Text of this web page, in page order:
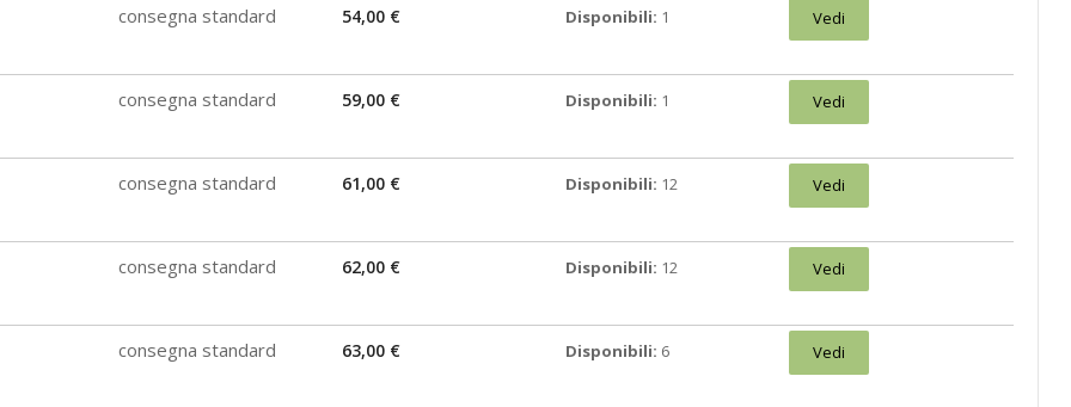
consegna standard 54,00 € Disponibili: 1 Vedi
consegna standard 59,00 € Disponibili: 1 Vedi
consegna standard 61,00 € Disponibili: 12 Vedi
consegna standard 62,00 € Disponibili: 12 Vedi
consegna standard 63,00 € Disponibili: 6 Vedi